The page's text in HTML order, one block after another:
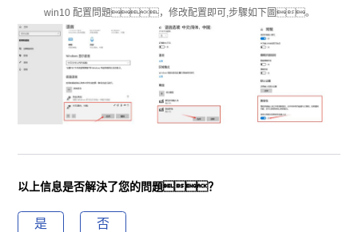
win10 配置問題，修改配置即可,步驟如下圖。
以上信息是否解決了您的問題？
是 否